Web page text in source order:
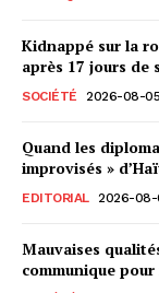
Kidnappé sur la
après 17 jours de
SOCIÉTÉ 2026-08-05
Quand les
improvisés »
EDITORIAL 2026-
Mauvaises
communique